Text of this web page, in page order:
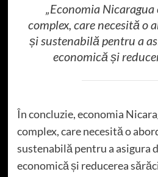
„Economia Nicaragua
complex, care necesită o
și sustenabilă pentru a
economică și
În concluzie, economia
complex, care necesită o
sustenabilă pentru a asigura
economică și reducerea